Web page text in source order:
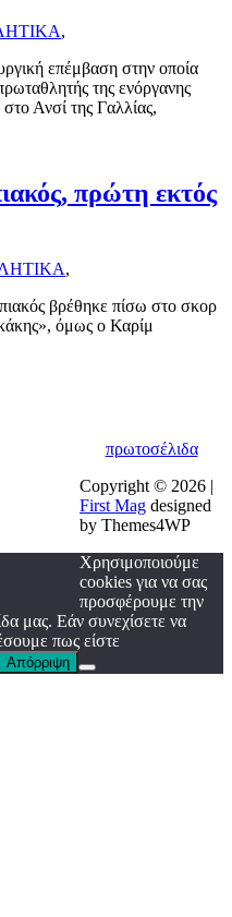
,
επέμβαση στην οποία
της ενόργανης
Ανσί της Γαλλίας,
πρώτη εκτός
,
βρέθηκε πίσω στο σκορ
όμως ο Καρίμ
πρωτοσέλιδα
Copyright © 2026 |
First Mag designed
by Themes4WP
Χρησιμοποιούμε
cookies για να σας
προσφέρουμε την
μας. Εάν συνεχίσετε να
πως είστε
Απόρριψη